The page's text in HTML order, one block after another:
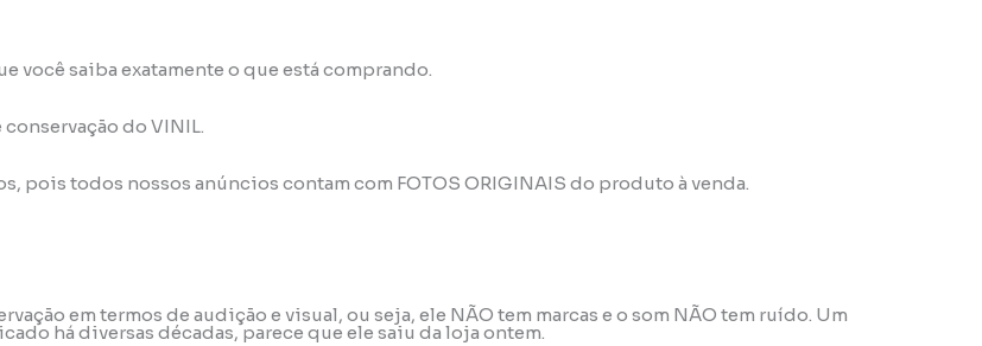
você saiba exatamente o que está comprando.
do VINIL.
pois todos nossos anúncios contam com FOTOS ORIGINAIS do produto à venda.
em termos de audição e visual, ou seja, ele NÃO tem marcas e o som NÃO tem ruído. Um
há diversas décadas, parece que ele saiu da loja ontem.